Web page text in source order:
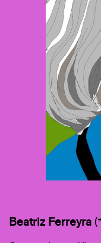
Beatriz Ferreyra